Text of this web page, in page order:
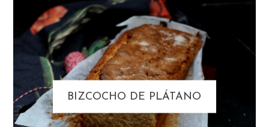
BIZCOCHO DE PLÁTANO